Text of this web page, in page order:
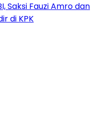
Saksi Fauzi Amro dan
di KPK